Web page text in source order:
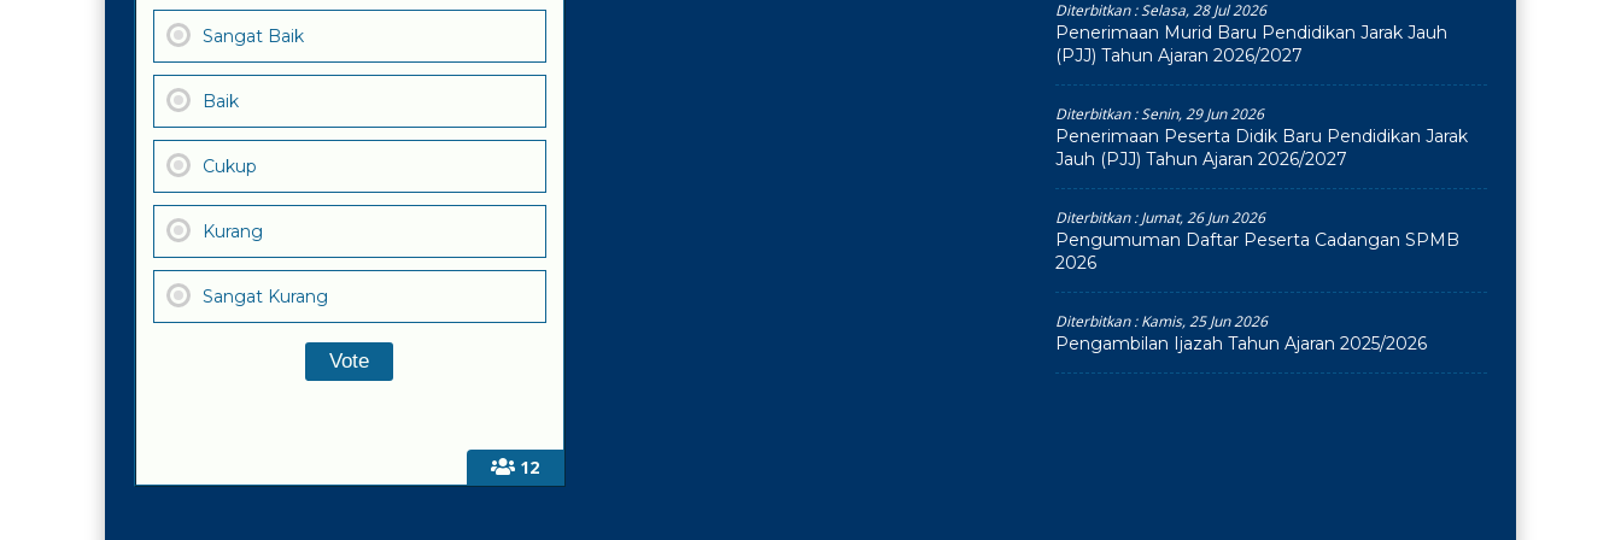
12
Sangat Baik
Baik
Cukup
Kurang
Sangat Kurang
Diterbitkan :Selasa, 28 Jul 2026
Penerimaan Murid Baru Pendidikan Jarak Jauh
(PJJ) Tahun Ajaran 2026/2027
Diterbitkan :Senin, 29 Jun 2026
Penerimaan Peserta Didik Baru Pendidikan Jarak
Jauh (PJJ) Tahun Ajaran 2026/2027
Diterbitkan :Jumat, 26 Jun 2026
Pengumuman Daftar Peserta Cadangan SPMB
2026
Diterbitkan :Kamis, 25 Jun 2026
Pengambilan Ijazah Tahun Ajaran 2025/2026